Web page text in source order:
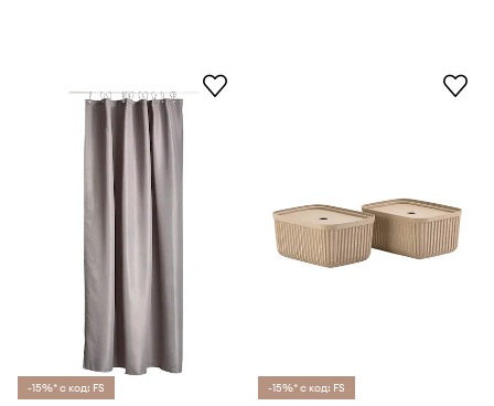
-15%* с код: FS -15%* с код: FS